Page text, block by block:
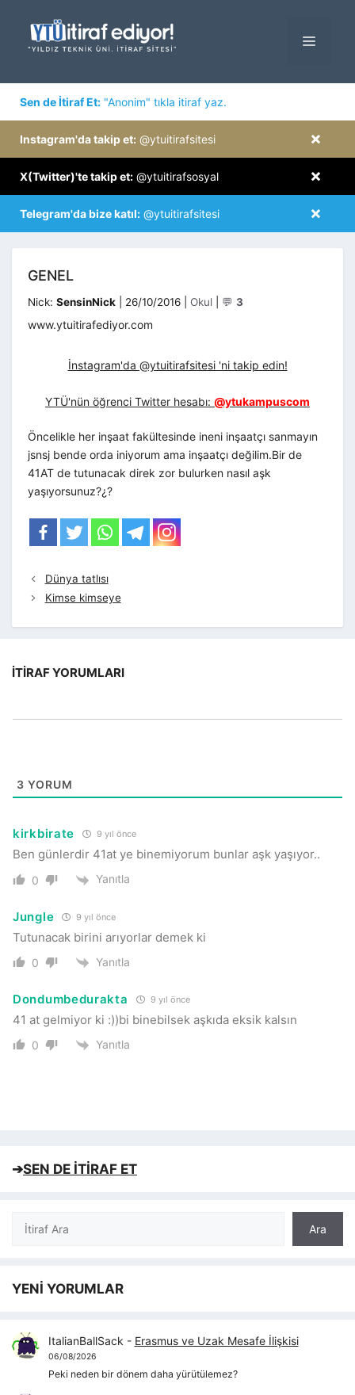
MENÜ
Sen de İtiraf Et: "Anonim" tıkla itiraf yaz.
×
Instagram'da takip et: @ytuitirafsitesi
×
X(Twitter)'te takip et: @ytuitirafsosyal
×
Telegram'da bize katıl: @ytuitirafsitesi
GENEL
Nick: SensinNick 26/10/2016 Kategoriler
Okul 💬 3
www.ytuitirafediyor.com
İnstagram'da @ytuitirafsitesi 'ni takip edin!
YTÜ'nün öğrenci Twitter hesabı: @ytukampuscom
Öncelikle her inşaat fakültesinde ineni inşaatçı sanmayın
jsnsj bende orda iniyorum ama inşaatçı değilim.Bir de
41AT de tutunacak direk zor bulurken nasıl aşk
yaşıyorsunuz?¿?
Dünya tatlısı
Kimse kimseye
İTIRAF YORUMLARI
3 YORUM
kirkbirate 9 yıl önce
Ben günlerdir 41at ye binemiyorum bunlar aşk yaşıyor..
0 Yanıtla
Jungle 9 yıl önce
Tutunacak birini arıyorlar demek ki
0 Yanıtla
Dondumbedurakta 9 yıl önce
41 at gelmiyor ki :))bi binebilsek aşkıda eksik kalsın
0 Yanıtla
➔SEN DE İTİRAF ET
Ara
Ara
YENİ YORUMLAR
ItalianBallSack - Erasmus ve Uzak Mesafe İlişkisi
06/08/2026
Peki neden bir dönem daha yürütülemez?